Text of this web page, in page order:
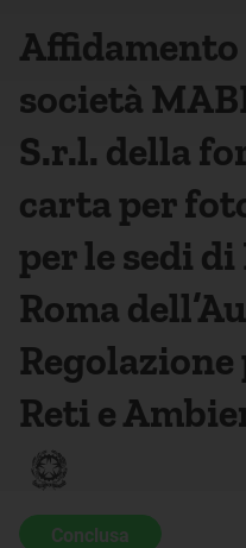
società
S.r.l. della
carta per
per le sedi
Roma
Reti e
Conclusa